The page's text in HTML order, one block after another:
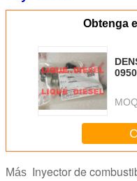
Obtenga
Más Inyector de